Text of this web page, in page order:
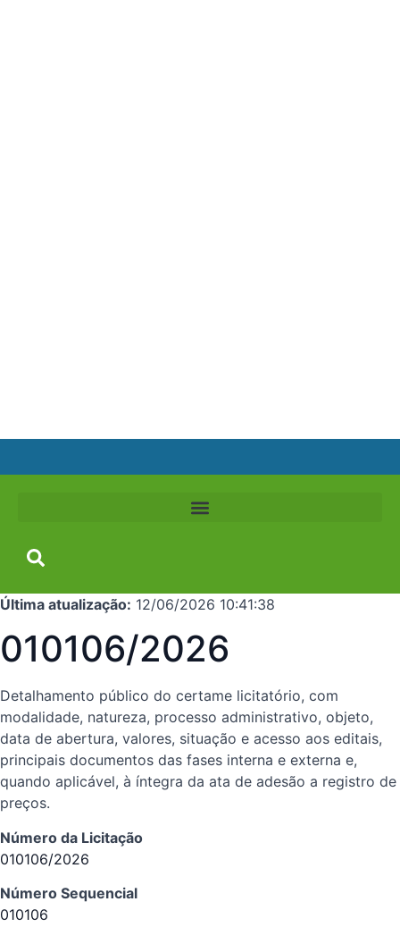
Última atualização: 12/06/2026 10:41:38
010106/2026
Detalhamento público do certame licitatório, com
modalidade, natureza, processo administrativo, objeto,
data de abertura, valores, situação e acesso aos editais,
principais documentos das fases interna e externa e,
quando aplicável, à íntegra da ata de adesão a registro de
preços.
Número da Licitação
010106/2026
Número Sequencial
010106